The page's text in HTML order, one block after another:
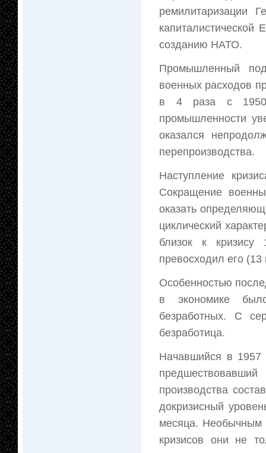
ремилитаризации
созданию НАТО.
Промышленный
военных расходов
в 4 раза с 1950
промышленности
оказался
перепроизводства.
Наступление
Сокращение
оказать
циклический
близок к кризису
превосходил его
Особенностью
в экономике
безработных. С
безработица.
Начавшийся в 1957
производства
докризисный
месяца. Необычным
кризисов они не